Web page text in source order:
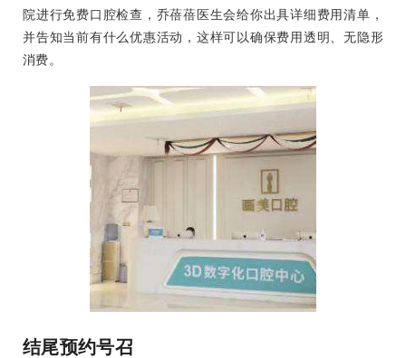
院进行免费口腔检查，乔蓓蓓医生会给你出具详细费用清单，
并告知当前有什么优惠活动，这样可以确保费用透明、无隐形
消费。
结尾预约号召